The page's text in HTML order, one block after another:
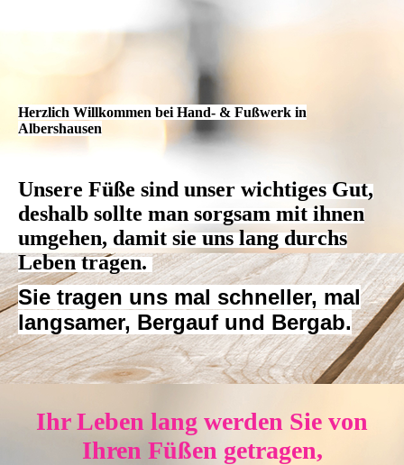
Herzlich Willkommen bei Hand- & Fußwerk in
Albershausen
Unsere Füße sind unser wichtiges Gut,
deshalb sollte man sorgsam mit ihnen
umgehen, damit sie uns lang durchs
Leben tragen.
Sie tragen uns mal schneller, mal
langsamer, Bergauf und Bergab.
Ihr Leben lang werden Sie von
Ihren Füßen getragen,